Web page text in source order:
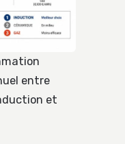
entre
et